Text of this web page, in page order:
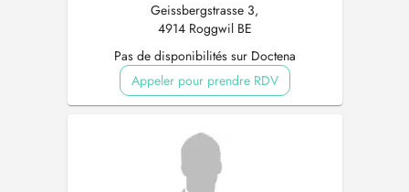
Geissbergstrasse 3,
4914 Roggwil BE
Pas de disponibilités sur Doctena
Appeler pour prendre RDV